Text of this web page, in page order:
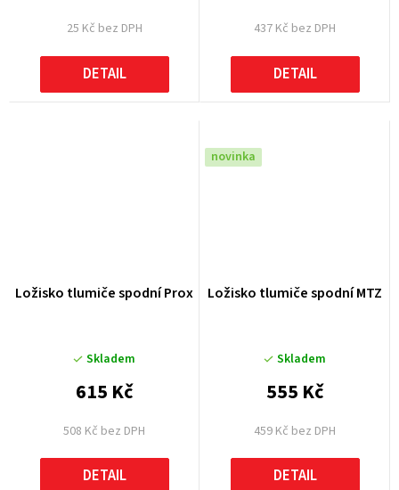
25 Kč bez DPH
DETAIL
437 Kč bez DPH
DETAIL
Ložisko tlumiče spodní Prox
Skladem
508 Kč bez DPH
615 Kč
DETAIL
novinka
Ložisko tlumiče spodní MTZ
Skladem
459 Kč bez DPH
555 Kč
DETAIL